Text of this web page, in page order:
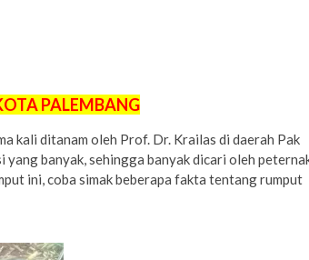
PALEMBANG
kali ditanam oleh Prof. Dr. Krailas di daerah Pak
banyak, sehingga banyak dicari oleh
ini, coba simak beberapa fakta tentang rumput